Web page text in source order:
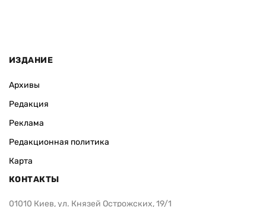
ИЗДАНИЕ
Архивы
Редакция
Реклама
Редакционная политика
Карта
КОНТАКТЫ
01010 Киев, ул. Князей Острожских, 19/1